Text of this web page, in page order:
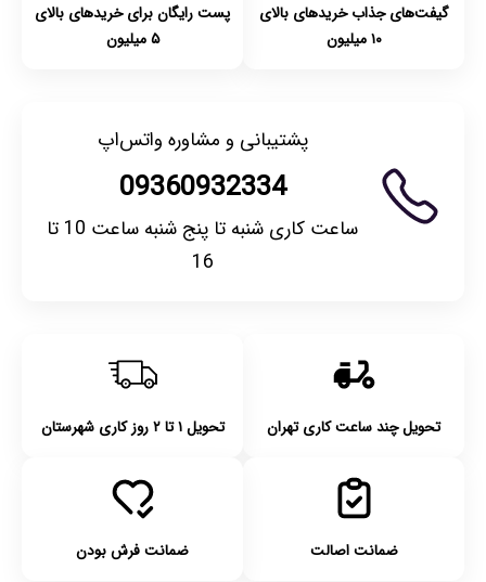
گیفت‌های جذاب خریدهای بالای
۱۰ میلیون
پست رایگان برای خریدهای بالای
۵ میلیون
پشتیبانی و مشاوره واتس‌اپ
09360932334
ساعت کاری شنبه تا پنج شنبه ساعت 10 تا
16
تحویل چند ساعت کاری تهران تحویل ۱ تا ۲ روز کاری شهرستان
ضمانت اصالت ضمانت فرش بودن